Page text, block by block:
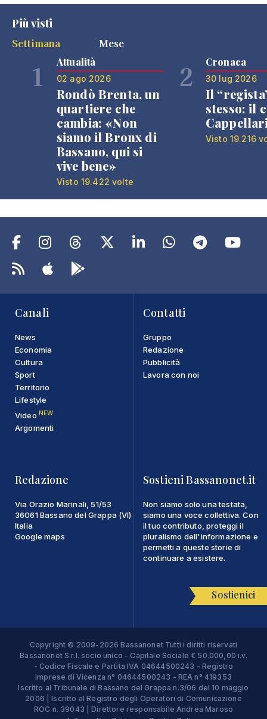
Più visti
Settimana
Mese
1 Attualità
02 ago 2026
Rondò Brenta, un
quartiere che
cambia: «Non
siamo il Bronx di
Bassano, qui si
vive bene»
Visto 19.422 volte
2 Cronaca
30 lug 2026
Il
stesso: il
Visto 19.216
Canali
News
Economia
Cultura
Sport
Territorio
Lifestyle
Video NEW
Argomenti
Contatti
Gruppo
Redazione
Pubblicità
Lavora con noi
Redazione
Via Orazio Marinali, 51/53
36061 Bassano del Grappa (VI)
Italia
Google maps
Sostieni Bassanonet.it
Non siamo solo una testata,
siamo una voce collettiva. Con
il tuo contributo, proteggi il
pluralismo dell'informazione e
permetti a queste storie di
continuare a esistere.
Sostienici
Copyright © 2009-2026 Bassanonet Tutti i diritti riservati
Bassanonet S.r.l. socio unico - Capitale Sociale € 50.000,00 i.v.
- Codice Fiscale e Partita IVA 04644500243 - Registro
Imprese di Vicenza n° 04644500243 - REA n° 419353
Iscritto al Tribunale di Bassano del Grappa n.3/06 del 10 maggio
2006 | Iscritto al Registro degli Operatori di Comunicazione
ROC n. 39043 | Direttore responsabile Andrea Maroso